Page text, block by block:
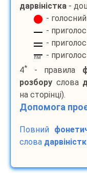
дарвіністка -
-
-
-
пм
-
4* - правила
розбору слова
на сторінці).
Допомога
Повний
слова